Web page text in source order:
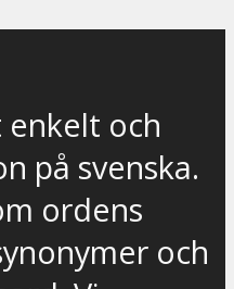
enkelt och
på svenska.
ordens
och